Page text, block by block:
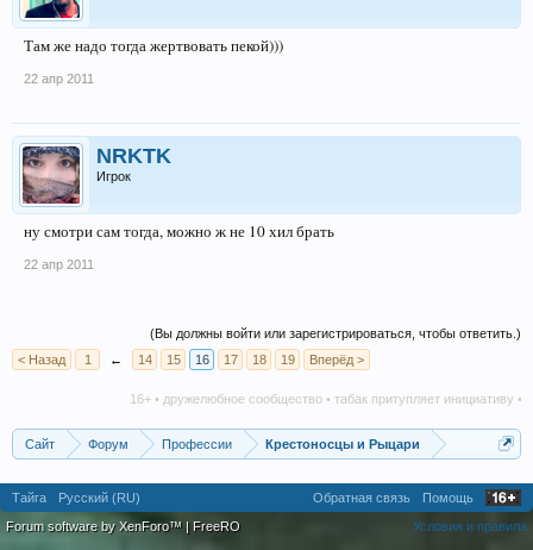
Там же надо тогда жертвовать пекой)))
22 апр 2011
NRKTK
Игрок
ну смотри сам тогда, можно ж не 10 хил брать
22 апр 2011
(Вы должны войти или зарегистрироваться, чтобы ответить.)
< Назад
1 ← 14 15 16 17 18 19 Вперёд >
16+ • дружелюбное сообщество • табак притупляет инициативу •
Сайт Форум Профессии Крестоносцы и Рыцари
Тайга Русский (RU) Обратная связь
Помощь
Условия и правила
Forum software by XenForo™ | FreeRO